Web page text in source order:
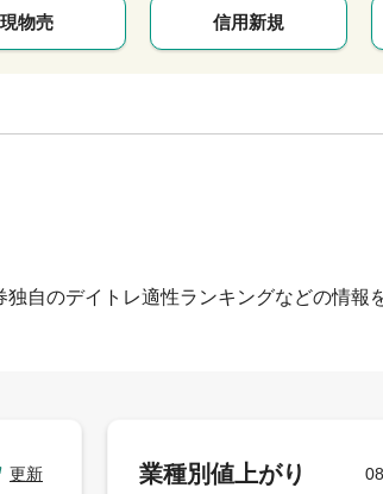
現物売 信用新規
自のデイトレ適性ランキングなどの情報